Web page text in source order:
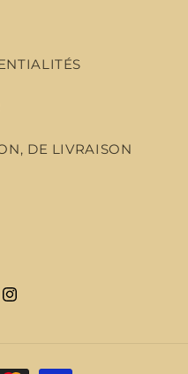
DE LIVRAISON
Instagram